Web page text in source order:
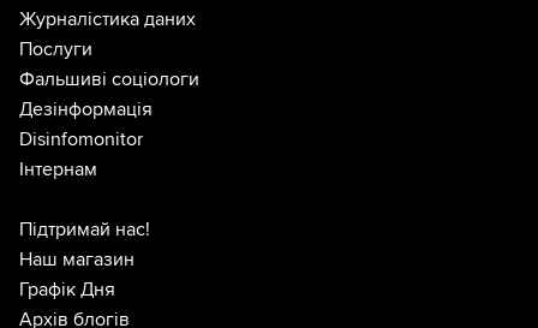
Журналістика даних
Послуги
Фальшиві соціологи
Дезінформація
Disinfomonitor
Інтернам
Підтримай нас!
Наш магазин
Графік Дня
Архів блогів